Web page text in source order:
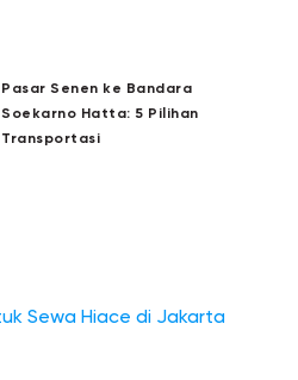
Pasar Senen ke Bandara
Soekarno Hatta: 5 Pilihan
Transportasi